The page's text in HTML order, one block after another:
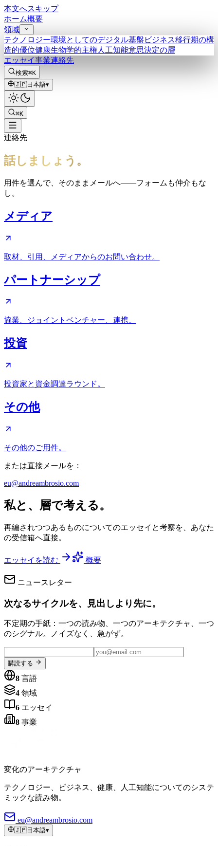
本文へスキップ
ホーム概要
領域
テクノロジー環境としてのデジタル基盤 ビジネス移行期の構
造的優位健康生物学的主権人工知能意思決定の層
エッセイ事業連絡先
検索⌘K
🇯🇵日本語▾
⌘K
連絡先
話しましょう。
用件を選んで、そのままメールへ——フォームも仲介もな
し。
メディア
取材、引用、メディアからのお問い合わせ。
パートナーシップ
協業、ジョイントベンチャー、連携。
投資
投資家と資金調達ラウンド。
その他
その他のご用件。
または直接メールを：
eu@andreambrosio.com
私と、層で考える。
再編されつつあるものについてのエッセイと考察を、あなた
の受信箱へ直接。
エッセイを読む 概要
ニュースレター
次なるサイクルを、見出しより先に。
不定期の手紙：一つの読み物、一つのアーキテクチャ、一つ
のシグナル。ノイズなく、急がず。
購読する
8 言語
4 領域
6 エッセイ
8 事業
変化のアーキテクチャ
テクノロジー、ビジネス、健康、人工知能についてのシステ
ミックな読み物。
eu@andreambrosio.com
🇯🇵日本語▾